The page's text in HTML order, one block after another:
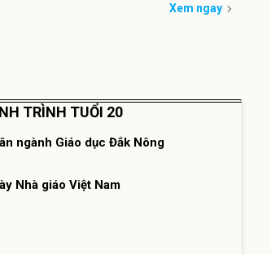
Xem ngay
TRÌNH TUỔI 20
ngành Giáo dục Đắk Nông
Nhà giáo Việt Nam